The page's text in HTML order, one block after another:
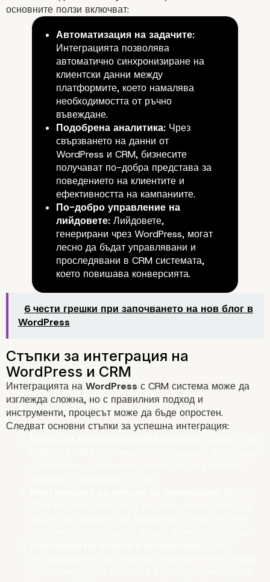
Интеграция на WordPress и
Основни предимства
основните ползи включват:
Автоматизация на задачите:
Интеграцията позволява
автоматично синхронизиране на
клиентски данни между
платформите, което намалява
необходимостта от ръчно
въвеждане.
Подобрена аналитика:Чрез
свързването на данни от
WordPress и CRM, бизнесите
получават по-добра представа за
поведението на клиентите и
ефективността на кампаниите.
По-добро управление на
лийдовете:Лийдовете,
генерирани чрез WordPress, могат
лесно да бъдат управлявани и
проследявани в CRM системата,
което повишава конверсията.
6 чести грешки при започването на нов блог в
WordPress
Интеграцията на WordPress с CRM система може да
изглежда сложна, но с правилния подход и
инструменти, процесът може да бъде опростен.
Следват основни стъпки за успешна интеграция: